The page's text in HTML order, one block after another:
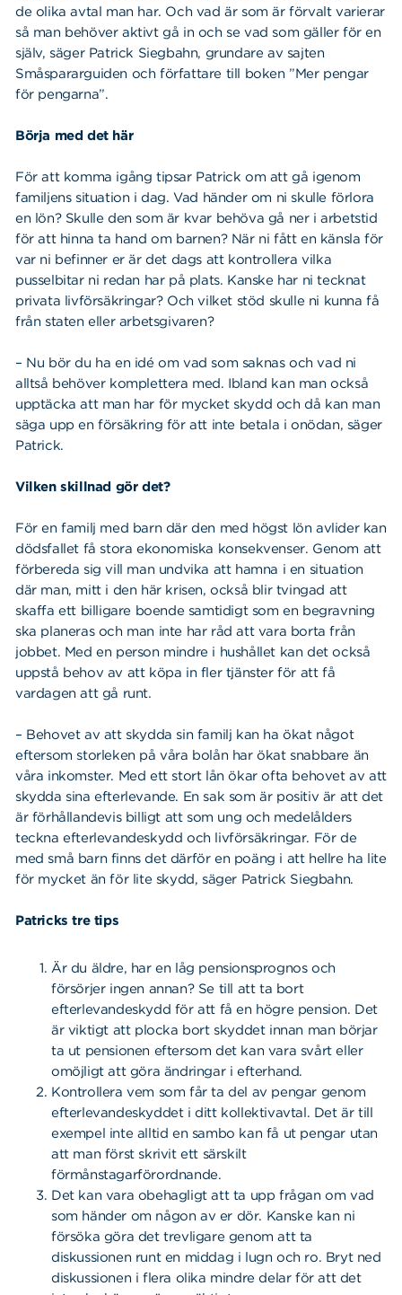
de olika avtal man har. Och vad är som är förvalt varierar
så man behöver aktivt gå in och se vad som gäller för en
själv, säger Patrick Siegbahn, grundare av sajten
Småspararguiden och författare till boken ”Mer pengar
för pengarna”.
Börja med det här
För att komma igång tipsar Patrick om att gå igenom
familjens situation i dag. Vad händer om ni skulle förlora
en lön? Skulle den som är kvar behöva gå ner i arbetstid
för att hinna ta hand om barnen? När ni fått en känsla för
var ni befinner er är det dags att kontrollera vilka
pusselbitar ni redan har på plats. Kanske har ni tecknat
privata livförsäkringar? Och vilket stöd skulle ni kunna få
från staten eller arbetsgivaren?
– Nu bör du ha en idé om vad som saknas och vad ni
alltså behöver komplettera med. Ibland kan man också
upptäcka att man har för mycket skydd och då kan man
säga upp en försäkring för att inte betala i onödan, säger
Patrick.
Vilken skillnad gör det?
För en familj med barn där den med högst lön avlider kan
dödsfallet få stora ekonomiska konsekvenser. Genom att
förbereda sig vill man undvika att hamna i en situation
där man, mitt i den här krisen, också blir tvingad att
skaffa ett billigare boende samtidigt som en begravning
ska planeras och man inte har råd att vara borta från
jobbet. Med en person mindre i hushållet kan det också
uppstå behov av att köpa in fler tjänster för att få
vardagen att gå runt.
– Behovet av att skydda sin familj kan ha ökat något
eftersom storleken på våra bolån har ökat snabbare än
våra inkomster. Med ett stort lån ökar ofta behovet av att
skydda sina efterlevande. En sak som är positiv är att det
är förhållandevis billigt att som ung och medelålders
teckna efterlevandeskydd och livförsäkringar. För de
med små barn finns det därför en poäng i att hellre ha lite
för mycket än för lite skydd, säger Patrick Siegbahn.
Patricks tre tips
Är du äldre, har en låg pensionsprognos och
försörjer ingen annan? Se till att ta bort
efterlevandeskydd för att få en högre pension. Det
är viktigt att plocka bort skyddet innan man börjar
ta ut pensionen eftersom det kan vara svårt eller
omöjligt att göra ändringar i efterhand.
Kontrollera vem som får ta del av pengar genom
efterlevandeskyddet i ditt kollektivavtal. Det är till
exempel inte alltid en sambo kan få ut pengar utan
att man först skrivit ett särskilt
förmånstagarförordnande.
Det kan vara obehagligt att ta upp frågan om vad
som händer om någon av er dör. Kanske kan ni
försöka göra det trevligare genom att ta
diskussionen runt en middag i lugn och ro. Bryt ned
diskussionen i flera olika mindre delar för att det